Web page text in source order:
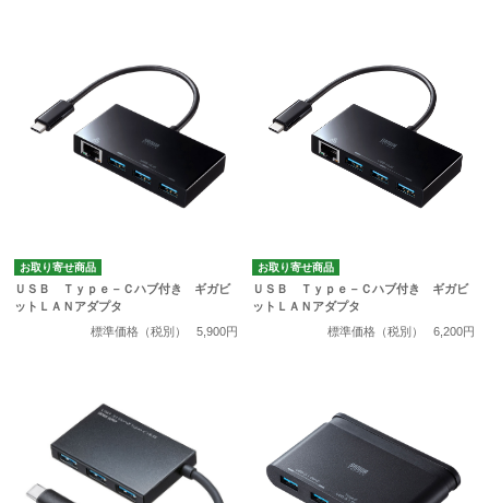
お取り寄せ商品
ＵＳＢ Ｔｙｐｅ－Ｃハブ付き ギガビ
ットＬＡＮアダプタ
標準価格（税別）
5,900円
お取り寄せ商品
ＵＳＢ Ｔｙｐｅ－Ｃハブ付き ギガビ
ットＬＡＮアダプタ
標準価格（税別）
6,200円